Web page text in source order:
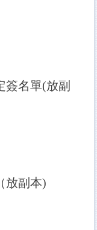
簽名單(放副
放副本)